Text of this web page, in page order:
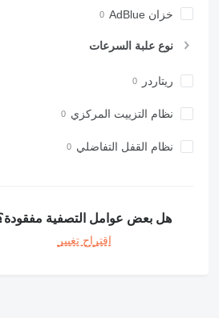
خزان AdBlue
نوع علبة السرعات
ريتاردر
نظام التزييت المركزي
نظام القفل التفاضلي
هل بعض عوامل التصفية
اقتراح تغيير